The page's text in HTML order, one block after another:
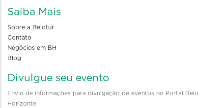
Saiba Mais
Sobre a Belotur
Contato
Negócios em BH
Blog
Divulgue seu evento
Envio de informações para divulgação de eventos no Portal Belo
Horizonte